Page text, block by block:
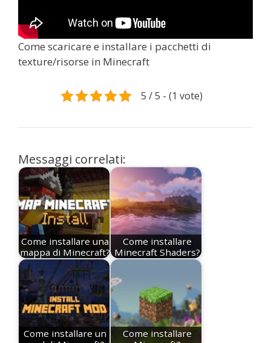
Come scaricare e installare i pacchetti di
texture/risorse in Minecraft
5 / 5 - (1 vote)
Messaggi correlati:
Come installare una
mappa di Minecraft?
Come installare
Minecraft Shaders?
Come installare un
Come installare